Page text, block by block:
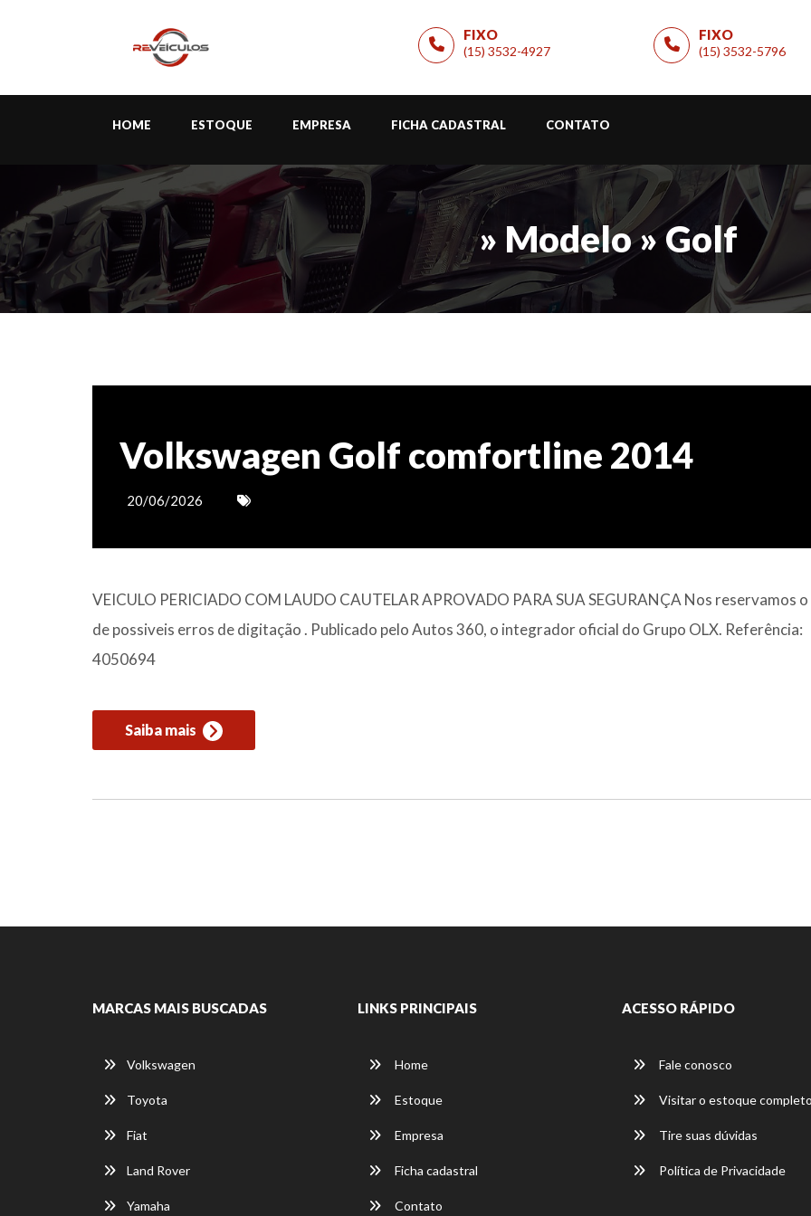
FIXO
(15) 3532-4927
FIXO
(15) 3532-5796
HOME ESTOQUE EMPRESA FICHA CADASTRAL CONTATO
» Modelo » Golf
Volkswagen Golf comfortline 2014
20/06/2026
VEICULO PERICIADO COM LAUDO CAUTELAR APROVADO PARA SUA SEGURANÇA Nos reservamos
de possiveis erros de digitação . Publicado pelo Autos 360, o integrador oficial do Grupo OLX. Referência:
4050694
Saiba mais
MARCAS MAIS BUSCADAS
Volkswagen
Toyota
Fiat
Land Rover
Yamaha
LINKS PRINCIPAIS
Home
Estoque
Empresa
Ficha cadastral
Contato
ACESSO RÁPIDO
Fale conosco
Visitar o estoque completo
Tire suas dúvidas
Política de Privacidade